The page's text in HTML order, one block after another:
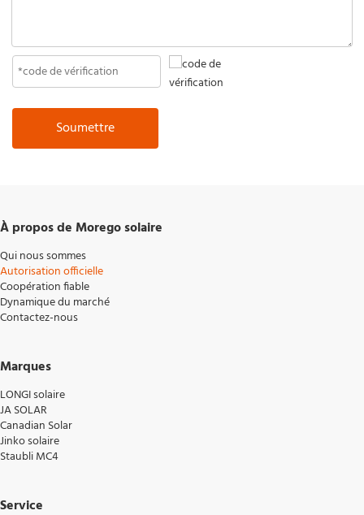
Soumettre
À propos de Morego solaire
Qui nous sommes
Autorisation officielle
Coopération fiable
Dynamique du marché
Contactez-nous
Marques
LONGI solaire
JA SOLAR
Canadian Solar
Jinko solaire
Staubli MC4
Service